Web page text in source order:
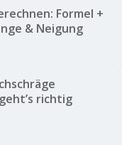
Formel +
& Neigung
richtig